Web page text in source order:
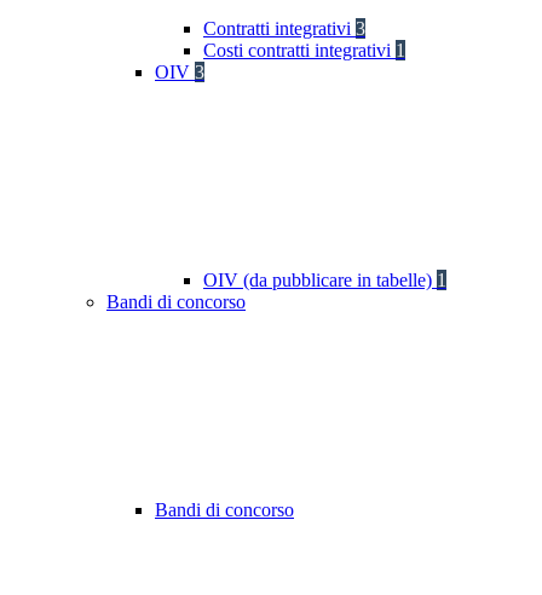
Contratti integrativi 3
Costi contratti integrativi 1
OIV 3
OIV (da pubblicare in tabelle) 1
Bandi di concorso
Bandi di concorso